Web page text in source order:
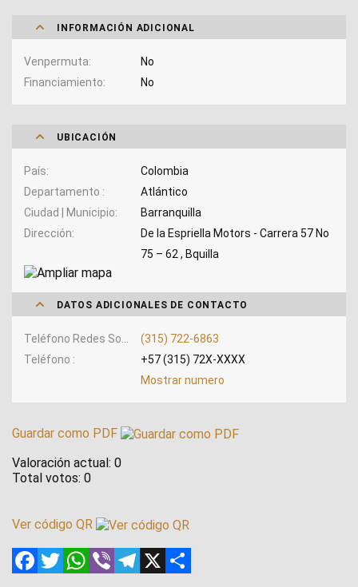
INFORMACIÓN ADICIONAL
Venpermuta
No
Financiamiento
No
UBICACIÓN
País
Colombia
Departamento
Atlántico
Ciudad | Municipio
Barranquilla
Dirección
De la Espriella Motors - Carrera 57 No
75 – 62 , Bquilla
DATOS ADICIONALES DE CONTACTO
(315) 722-6863
Teléfono
+57 (315) 72X-XXXX
Mostrar numero
Guardar como PDF
Valoración actual: 0
Total votos: 0
Ver código QR
Facebook
TwitterWhatsApp
Viber Telegram